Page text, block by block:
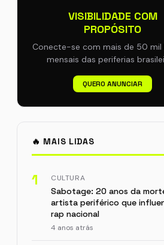
VISIBILIDADE COM
PROPÓSITO
Conecte-se com mais de 50 mil
mensais das periferias
QUERO ANUNCIAR
🔥 MAIS LIDAS
1 CULTURA
Sabotage: 20 anos da
artista periférico que
rap nacional
4 anos atrás